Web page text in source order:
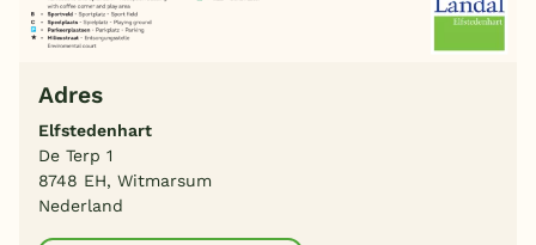
Adres
Elfstedenhart
De Terp 1
8748 EH, Witmarsum
Nederland